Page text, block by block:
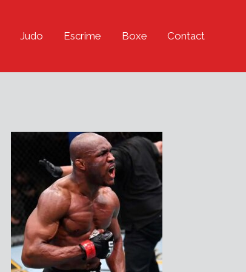
Judo Escrime Boxe Contact